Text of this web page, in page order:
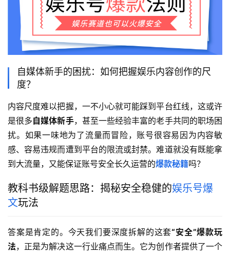
自媒体新手的困扰：如何把握娱乐内容创作的尺
度？
内容尺度难以把握，一不小心就可能踩到平台红线，这或许
是很多自媒体新手，甚至一些经验丰富的老手共同的职场困
扰。如果一味地为了流量而冒险，账号很容易因为内容敏
感、容易违规而遭到平台的限流或封禁。难道就没有既能拿
到大流量，又能保证账号安全长久运营的爆款秘籍吗？
教科书级解题思路：揭秘安全稳健的娱乐号爆
文玩法
答案是肯定的。今天我们要深度拆解的这套“安全”爆款玩
法，正是为解决这一行业痛点而生。它为创作者提供了一个